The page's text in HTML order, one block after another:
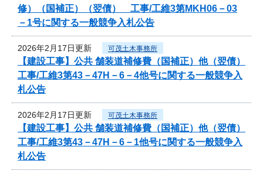
修）（国補正）（翌債） 工事/工維3第MKH06－03
－1号に関する一般競争入札公告
2026年2月17日更新 可茂土木事務所
【建設工事】公共 舗装道補修費（国補正）他（翌債）
工事/工維3第43－47H－6－4他号に関する一般競争入
札公告
2026年2月17日更新 可茂土木事務所
【建設工事】公共 舗装道補修費（国補正）他（翌債）
工事/工維3第43－47H－6－1他号に関する一般競争入
札公告